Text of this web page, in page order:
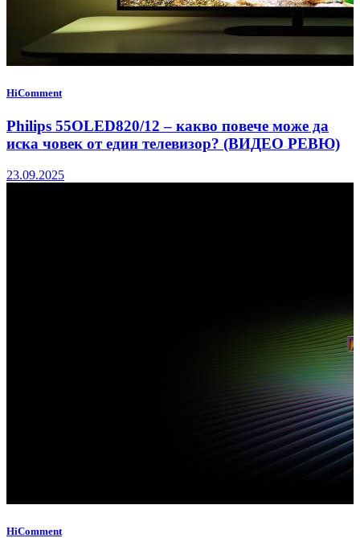
HiComment
Philips 55OLED820/12 – какво повече може да
иска човек от един телевизор? (ВИДЕО РЕВЮ)
23.09.2025
HiComment